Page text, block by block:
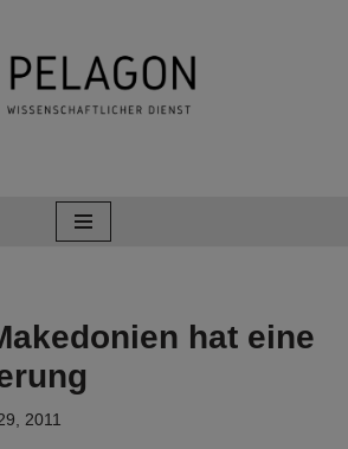
hat eine
2011